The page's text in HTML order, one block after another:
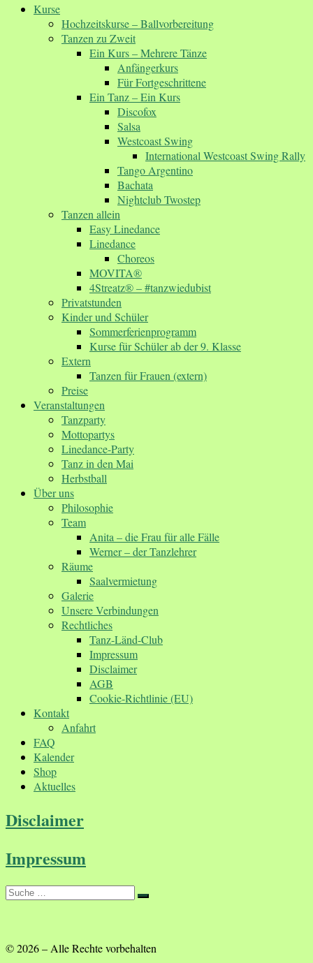
Kurse
Hochzeitskurse – Ballvorbereitung
Tanzen zu Zweit
Ein Kurs – Mehrere Tänze
Anfängerkurs
Für Fortgeschrittene
Ein Tanz – Ein Kurs
Discofox
Salsa
Westcoast Swing
International Westcoast Swing Rally
Tango Argentino
Bachata
Nightclub Twostep
Tanzen allein
Easy Linedance
Linedance
Choreos
MOVITA®
4Streatz® – #tanzwiedubist
Privatstunden
Kinder und Schüler
Sommerferienprogramm
Kurse für Schüler ab der 9. Klasse
Extern
Tanzen für Frauen (extern)
Preise
Veranstaltungen
Tanzparty
Mottopartys
Linedance-Party
Tanz in den Mai
Herbstball
Über uns
Philosophie
Team
Anita – die Frau für alle Fälle
Werner – der Tanzlehrer
Räume
Saalvermietung
Galerie
Unsere Verbindungen
Rechtliches
Tanz-Länd-Club
Impressum
Disclaimer
AGB
Cookie-Richtlinie (EU)
Kontakt
Anfahrt
FAQ
Kalender
Shop
Aktuelles
Disclaimer
Impressum
Suche
Suche
© 2026– Alle Rechte vorbehalten